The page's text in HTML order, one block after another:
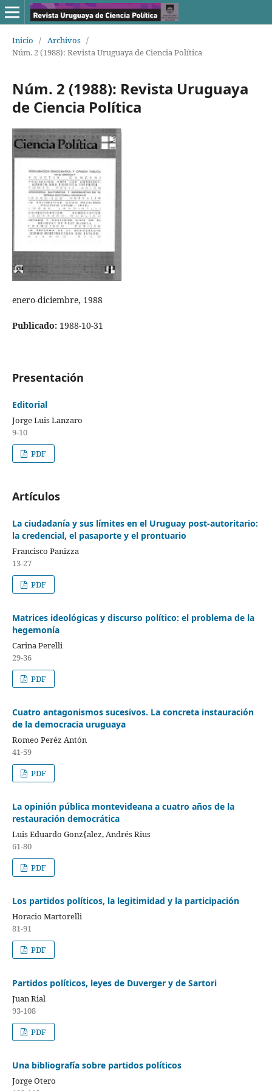
Inicio / Archivos /
Núm. 2 (1988): Revista Uruguaya de Ciencia Política
Núm. 2 (1988): Revista Uruguaya
de Ciencia Política
enero-diciembre, 1988
Publicado: 1988-10-31
Presentación
Editorial
Jorge Luis Lanzaro
9-10
PDF
Artículos
La ciudadanía y sus límites en el Uruguay post-autoritario:
la credencial, el pasaporte y el prontuario
Francisco Panizza
13-27
PDF
Matrices ideológicas y discurso político: el problema de la
hegemonía
Carina Perelli
29-36
PDF
Cuatro antagonismos sucesivos. La concreta instauración
de la democracia uruguaya
Romeo Peréz Antón
41-59
PDF
La opinión pública montevideana a cuatro años de la
restauración democrática
Luis Eduardo Gonz{alez, Andrés Rius
61-80
PDF
Los partidos políticos, la legitimidad y la participación
Horacio Martorelli
81-91
PDF
Partidos políticos, leyes de Duverger y de Sartori
Juan Rial
93-108
PDF
Una bibliografía sobre partidos políticos
Jorge Otero